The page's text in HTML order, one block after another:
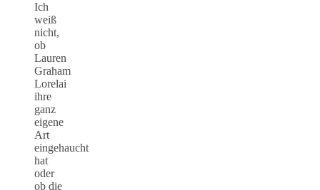
Ich
weiß
nicht,
ob
Lauren
Graham
Lorelai
ihre
ganz
eigene
Art
eingehaucht
hat
oder
ob die